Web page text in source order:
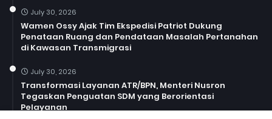
July 30, 2026
Wamen Ossy Ajak Tim Ekspedisi Patriot Dukung
Penataan Ruang dan Pendataan Masalah Pertanahan
di Kawasan Transmigrasi
July 30, 2026
Transformasi Layanan ATR/BPN, Menteri Nusron
Tegaskan Penguatan SDM yang Berorientasi
Pelayanan